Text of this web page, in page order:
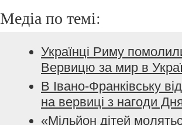
Медіа по темі:
Українці Риму
Вервицю за мир в
В Івано-Франківську
на вервиці з нагоди
«Мільйон дітей